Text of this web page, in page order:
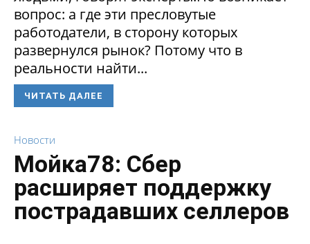
вопрос: а где эти пресловутые
работодатели, в сторону которых
развернулся рынок? Потому что в
реальности найти...
ЧИТАТЬ ДАЛЕЕ
Новости
Мойка78: Сбер
расширяет поддержку
пострадавших селлеров